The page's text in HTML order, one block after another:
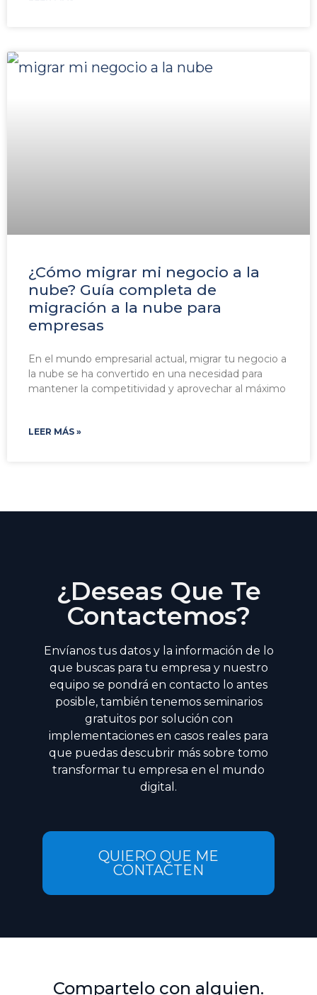
¿Cómo migrar mi negocio a la
nube? Guía completa de
migración a la nube para
empresas
En el mundo empresarial actual, migrar tu negocio a
la nube se ha convertido en una necesidad para
mantener la competitividad y aprovechar al máximo
LEER MÁS »
¿Deseas Que Te
Contactemos?
Envíanos tus datos y la información de lo
que buscas para tu empresa y nuestro
equipo se pondrá en contacto lo antes
posible, también tenemos seminarios
gratuitos por solución con
implementaciones en casos reales para
que puedas descubrir más sobre tomo
transformar tu empresa en el mundo
digital.
QUIERO QUE ME
CONTACTEN
Compartelo con alguien.